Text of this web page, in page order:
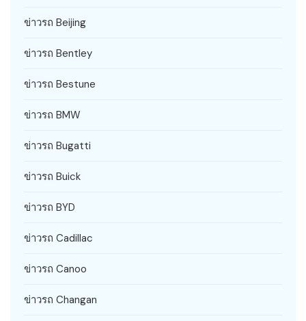
ข่าวรถ Beijing
ข่าวรถ Bentley
ข่าวรถ Bestune
ข่าวรถ BMW
ข่าวรถ Bugatti
ข่าวรถ Buick
ข่าวรถ BYD
ข่าวรถ Cadillac
ข่าวรถ Canoo
ข่าวรถ Changan